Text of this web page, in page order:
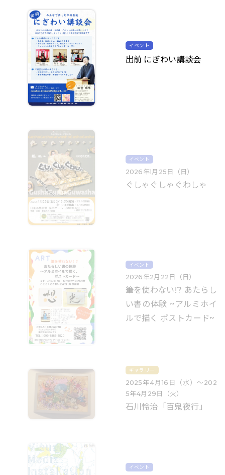
イベント
出前 にぎわい講談会
イベント
2026年1月25日（日）
ぐしゃぐしゃぐわしゃ
イベント
2026年2月22日（日）
筆を使わない!? あたらし
い書の体験 ~アルミホイ
ルで描く ポストカード~
ギャラリー
2025年4月16日（水）〜202
5年4月29日（火）
石川怜治「百鬼夜行」
イベント